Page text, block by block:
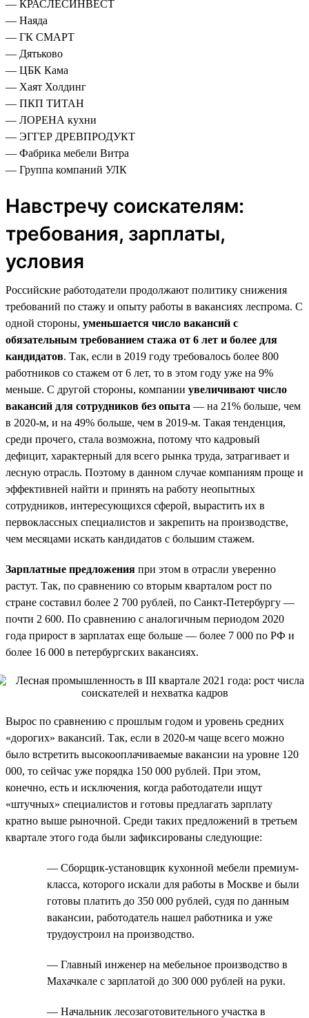
— КРАСЛЕСИНВЕСТ
— Наяда
— ГК СМАРТ
— Дятьково
— ЦБК Кама
— Хаят Холдинг
— ПКП ТИТАН
— ЛОРЕНА кухни
— ЭГГЕР ДРЕВПРОДУКТ
— Фабрика мебели Витра
— Группа компаний УЛК
Навстречу соискателям:
требования, зарплаты,
условия
Российские работодатели продолжают политику снижения
требований по стажу и опыту работы в вакансиях леспрома. С
одной стороны, уменьшается число вакансий с
обязательным требованием стажа от 6 лет и более для
кандидатов. Так, если в 2019 году требовалось более 800
работников со стажем от 6 лет, то в этом году уже на 9%
меньше. С другой стороны, компании увеличивают число
вакансий для сотрудников без опыта — на 21% больше, чем
в 2020-м, и на 49% больше, чем в 2019-м. Такая тенденция,
среди прочего, стала возможна, потому что кадровый
дефицит, характерный для всего рынка труда, затрагивает и
лесную отрасль. Поэтому в данном случае компаниям проще и
эффективней найти и принять на работу неопытных
сотрудников, интересующихся сферой, вырастить их в
первоклассных специалистов и закрепить на производстве,
чем месяцами искать кандидатов с большим стажем.
Зарплатные предложения при этом в отрасли уверенно
растут. Так, по сравнению со вторым кварталом рост по
стране составил более 2 700 рублей, по Санкт-Петербургу —
почти 2 600. По сравнению с аналогичным периодом 2020
года прирост в зарплатах еще больше — более 7 000 по РФ и
более 16 000 в петербургских вакансиях.
Вырос по сравнению с прошлым годом и уровень средних
«дорогих» вакансий. Так, если в 2020-м чаще всего можно
было встретить высокооплачиваемые вакансии на уровне 120
000, то сейчас уже порядка 150 000 рублей. При этом,
конечно, есть и исключения, когда работодатели ищут
«штучных» специалистов и готовы предлагать зарплату
кратно выше рыночной. Среди таких предложений в третьем
квартале этого года были зафиксированы следующие:
— Сборщик-установщик кухонной мебели премиум-
класса, которого искали для работы в Москве и были
готовы платить до 350 000 рублей, судя по данным
вакансии, работодатель нашел работника и уже
трудоустроил на производство.
— Главный инженер на мебельное производство в
Махачкале с зарплатой до 300 000 рублей на руки.
— Начальник лесозаготовительного участка в